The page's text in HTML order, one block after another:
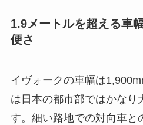
1.9メートルを超える車
便さ
イヴォークの車幅は
は日本の都市部ではかなり
す。細い路地での対向車と